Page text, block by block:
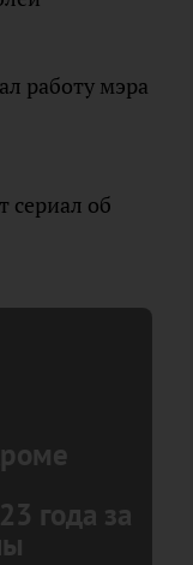
работу мэра
сериал об
года за